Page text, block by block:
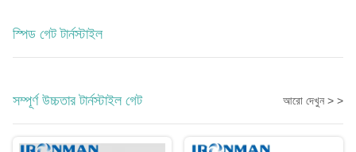
স্পিড গেট টার্নস্টাইল
সম্পূর্ণ উচ্চতার টার্নস্টাইল গেট আরো দেখুন > >